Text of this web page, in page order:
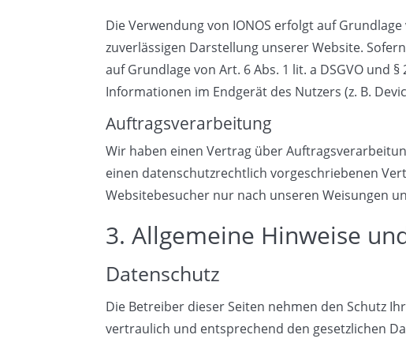
Die Verwendung von IONOS erfolgt auf
zuverlässigen Darstellung unserer Website.
auf Grundlage von Art. 6 Abs. 1 lit. a DSGVO und
Informationen im Endgerät des Nutzers (z. B.
Auftragsverarbeitung
Wir haben einen Vertrag über
einen datenschutzrechtlich vorgeschriebenen
Websitebesucher nur nach unseren Weisungen
3. Allgemeine Hinweise
Datenschutz
Die Betreiber dieser Seiten nehmen den Schutz
vertraulich und entsprechend den gesetzlichen